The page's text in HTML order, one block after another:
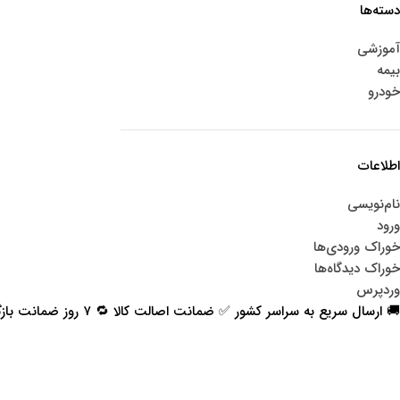
دسته‌ها
آموزشی
بیمه
خودرو
اطلاعات
نام‌نویسی
ورود
خوراک ورودی‌ها
خوراک دیدگاه‌ها
وردپرس
🚚 ارسال سریع به سراسر کشور ✅ ضمانت اصالت کالا 🔁 ۷ روز ضمانت بازگشت 📞 پشتیبانی واقعی